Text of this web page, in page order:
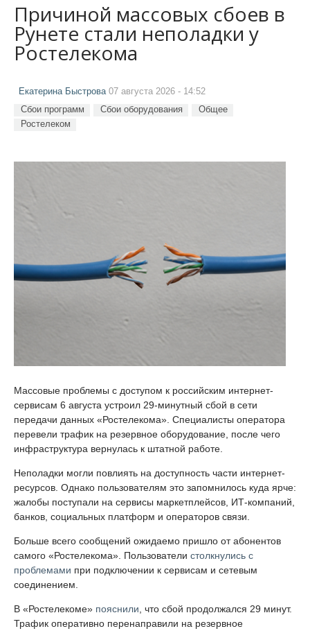
Причиной массовых сбоев в
Рунете стали неполадки у
Ростелекома
Екатерина Быстрова07 августа 2026 - 14:52
Сбои программ Сбои оборудования
Общее
Ростелеком
Массовые проблемы с доступом к российским интернет-
сервисам 6 августа устроил 29-минутный сбой в сети
передачи данных «Ростелекома». Специалисты оператора
перевели трафик на резервное оборудование, после чего
инфраструктура вернулась к штатной работе.
Неполадки могли повлиять на доступность части интернет-
ресурсов. Однако пользователям это запомнилось куда ярче:
жалобы поступали на сервисы маркетплейсов, ИТ-компаний,
банков, социальных платформ и операторов связи.
Больше всего сообщений ожидаемо пришло от абонентов
самого «Ростелекома». Пользователи столкнулись с
проблемами при подключении к сервисам и сетевым
соединением.
В «Ростелекоме» пояснили , что сбой продолжался 29 минут.
Трафик оперативно перенаправили на резервное